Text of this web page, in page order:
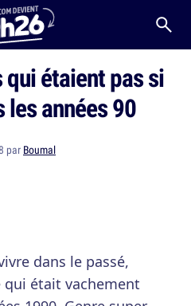
qui étaient pas si
les années 90
par Boumal
dans le passé,
qui était vachement